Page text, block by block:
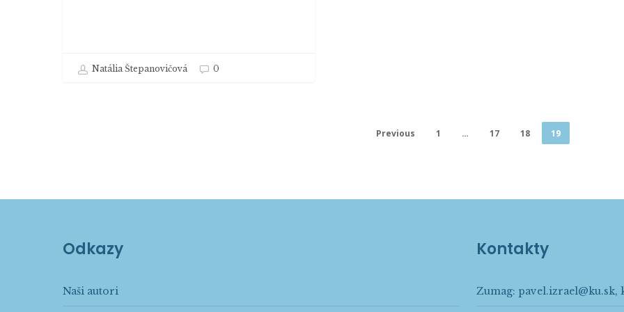
Natália Štepanovičová 0
Previous 1 … 17 18 19
Odkazy
Naši autori
Kontakty
Zumag: pavel.izrael@ku.sk,